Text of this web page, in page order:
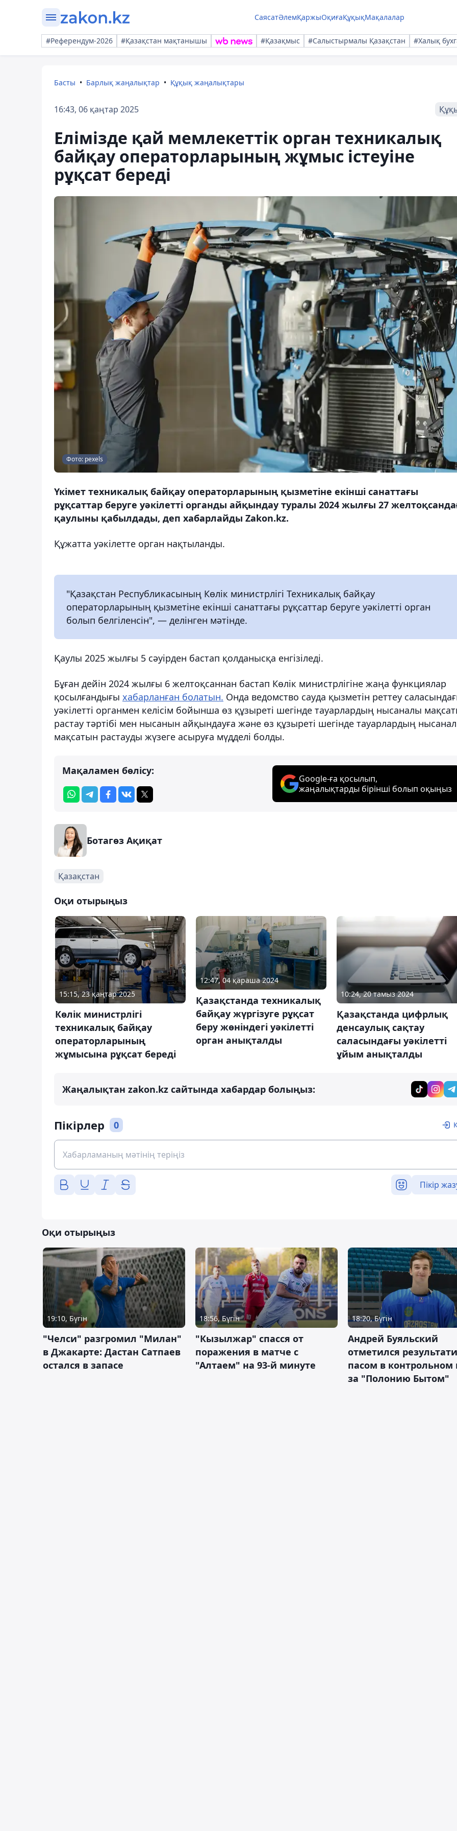
СаясатӘлемҚаржыОқиғаҚұқықМақалалар
#Референдум-2026 #Қазақстан мақтанышы #Қазақмыс #Салыстырмалы Қазақстан #Халық
Басты Барлық жаңалықтар Құқық жаңалықтары
16:43, 06 қаңтар 2025
Елімізде қай мемлекеттік орган техникалық
байқау операторларының жұмыс істеуіне
рұқсат береді
Фото: pexels
Үкімет техникалық байқау операторларының қызметіне екінші санаттағы
рұқсаттар беруге уәкілетті органды айқындау туралы 2024 жылғы 27
қаулыны қабылдады, деп хабарлайды Zakon.kz.
Құжатта уәкілетте орган нақтыланды.
"Қазақстан Республикасының Көлік министрлігі Техникалық байқау
операторларының қызметіне екінші санаттағы рұқсаттар беруге уәкілетті орган
болып белгіленсін", — делінген мәтінде.
Қаулы 2025 жылғы 5 сәуірден бастап қолданысқа енгізіледі.
Бұған дейін 2024 жылғы 6 желтоқсаннан бастап Көлік министрлігіне жаңа функциялар
қосылғандығы хабарланған болатын. Онда ведомство сауда қызметін реттеу
уәкілетті органмен келісім бойынша өз құзыреті шегінде тауарлардың нысаналы
растау тәртібі мен нысанын айқындауға және өз құзыреті шегінде тауарлардың
мақсатын растауды жүзеге асыруға мүдделі болды.
Мақаламен бөлісу:
Google-ға қосылып,
жаңалықтарды бірінші болып оқыңыз
Ботагөз Ақиқат
Қазақстан
Оқи отырыңыз
15:15, 23 қаңтар 2025
Көлік министрлігі
техникалық байқау
операторларының
жұмысына рұқсат береді
12:47, 04 қараша 2024
Қазақстанда техникалық
байқау жүргізуге рұқсат
беру жөніндегі уәкілетті
орган анықталды
10:24, 20 тамыз 2024
Қазақстанда цифрлық
денсаулық сақтау
саласындағы уәкілетті
ұйым анықталды
Жаңалықтан zakon.kz сайтында хабардар болыңыз:
Пікірлер 0
Пікір
Оқи отырыңыз
19:10, Бүгін
"Челси" разгромил "Милан"
в Джакарте: Дастан Сатпаев
остался в запасе
18:56, Бүгін
"Кызылжар" спасся от
поражения в матче с
"Алтаем" на 93-й минуте
18:20, Бүгін
Андрей Буяльский
отметился
пасом в контрольном
за "Полонию Бытом"